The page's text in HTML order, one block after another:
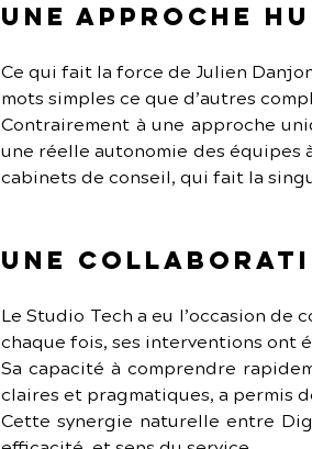
Une approche
Ce qui fait la force de Julien
mots simples ce que d’autres
Contrairement à une approche
une réelle autonomie des équipes
cabinets de conseil, qui fait la
Une
Le Studio Tech a eu l’occasion de
chaque fois, ses interventions ont
Sa capacité à comprendre
claires et pragmatiques, a permis
Cette synergie naturelle entre